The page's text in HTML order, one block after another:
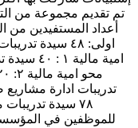
تم تقديم مجموعة من
أعداد المستفيدين من